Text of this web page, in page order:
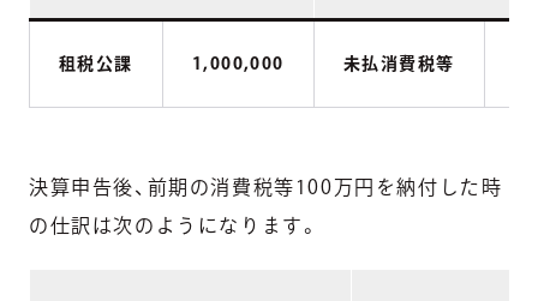
租税公課 1,000,000 未払消費税等
決算申告後、前期の消費税等100万円を納付した時
の仕訳は次のようになります。